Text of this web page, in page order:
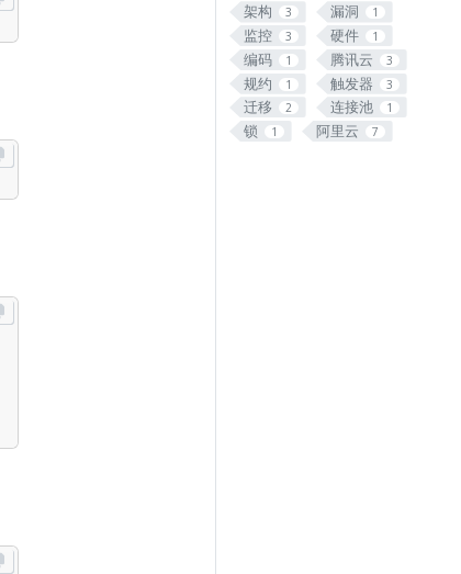
架构 3 漏洞 1
监控 3 硬件 1
编码 1 腾讯云 3
规约 1 触发器 3
迁移 2 连接池 1
锁 1 阿里云 7